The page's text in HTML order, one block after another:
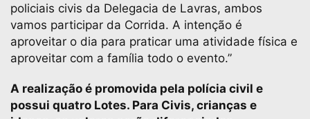
policiais civis da Delegacia de Lavras, ambos
vamos participar da Corrida. A intenção é
aproveitar o dia para praticar uma atividade física e
aproveitar com a família todo o evento.”
A realização é promovida pela polícia civil e
possui quatro Lotes. Para Civis, crianças e